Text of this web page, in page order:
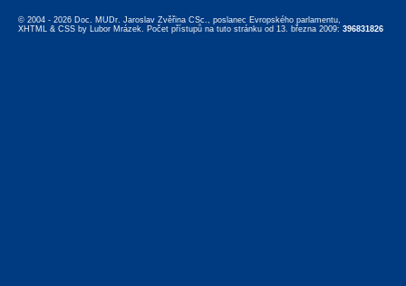
© 2004 - 2026 Doc. MUDr. Jaroslav Zvěřina CSc., poslanec Evropského parlamentu,
XHTML & CSS by Lubor Mrázek. Počet přístupů na tuto stránku od 13. března 2009: 396831826